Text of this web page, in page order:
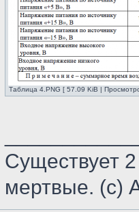
Таблица 4.PNG [ 57.09 KiB |
Существует
мертвые. (с)